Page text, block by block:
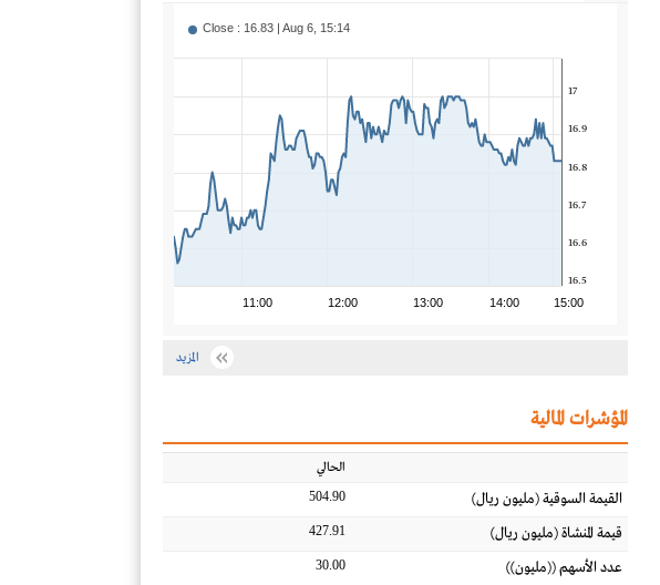
11:00 12:00 13:00 14:00 15:00
16.5
16.6
16.7
16.8
16.9
17
Close : 16.83 | Aug 6, 15:14
المزيد
المؤشرات المالية
الحالي
القيمة السوقية (مليون ريال) 504.90
قيمة المنشاة (مليون ريال) 427.91
عدد الأسهم ((مليون)) 30.00